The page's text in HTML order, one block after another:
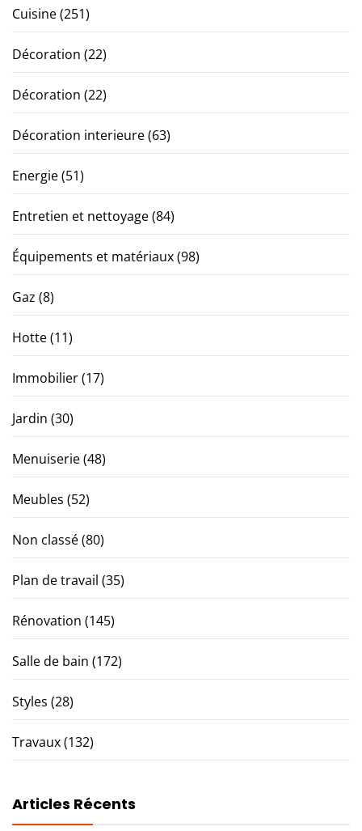
Cuisine(251)
Décoration (22)
Décoration (22)
Décoration interieure(63)
Energie(51)
Entretien et nettoyage(84)
Équipements et matériaux(98)
Gaz (8)
Hotte(11)
Immobilier(17)
Jardin (30)
Menuiserie(48)
Meubles (52)
Non classé(80)
Plan de travail (35)
Rénovation (145)
Salle de bain (172)
Styles (28)
Travaux(132)
Articles Récents